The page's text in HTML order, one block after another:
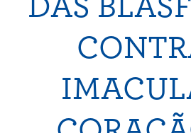
DAS